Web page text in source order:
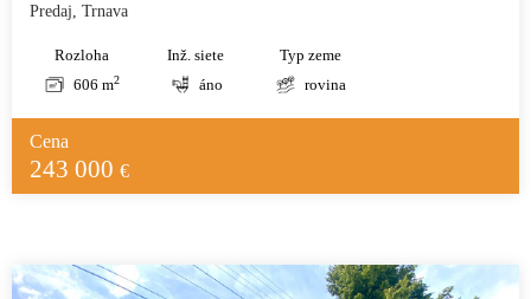
Predaj, Trnava
Rozloha
606 m2
Inž. siete
áno
Typ zeme
rovina
Cena
243 000 €